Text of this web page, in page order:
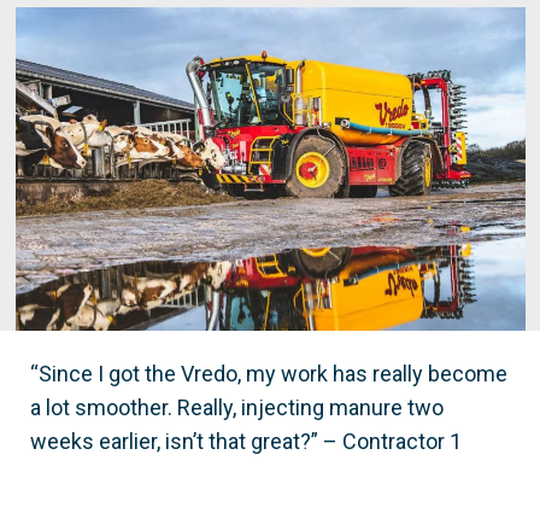
“Since I got the Vredo, my work has really become
a lot smoother. Really, injecting manure two
weeks earlier, isn’t that great?” – Contractor 1